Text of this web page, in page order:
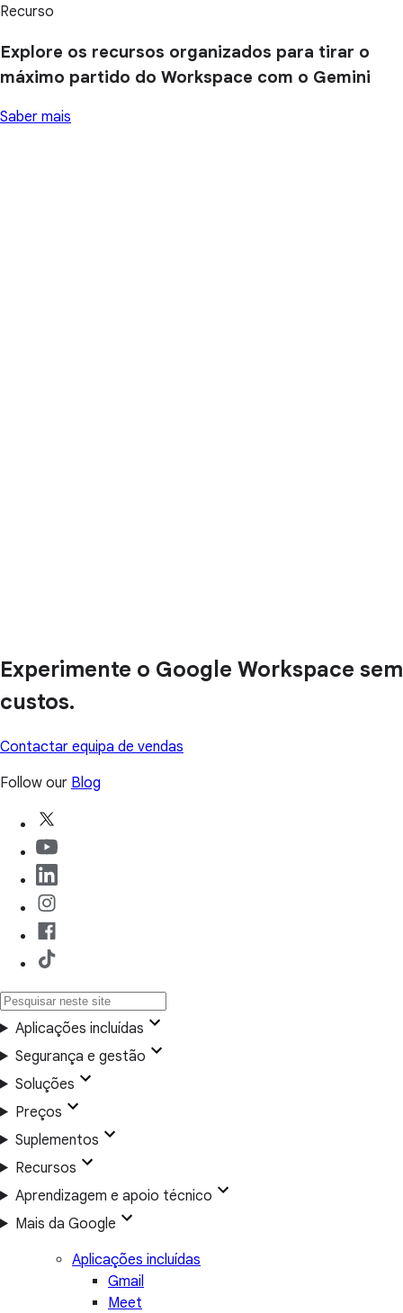
Recurso
Explore os recursos organizados para tirar o
máximo partido do Workspace com o Gemini
Saber mais
Experimente o Google Workspace sem
custos.
Contactar equipa de vendas
Follow our Blog
Aplicações incluídas
Segurança e gestão
Soluções
Preços
Suplementos
Recursos
Aprendizagem e apoio técnico
Mais da Google
Aplicações incluídas
Gmail
Meet